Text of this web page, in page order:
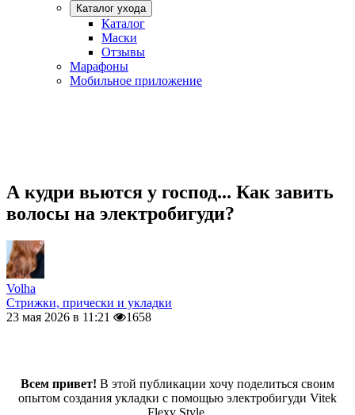
Каталог ухода
Каталог
Маски
Отзывы
Марафоны
Мобильное приложение
А кудри вьются у господ... Как завить
волосы на электробигуди?
Volha
Стрижки, прически и укладки
23 мая 2026 в 11:21
1658
Всем привет! В этой публикации хочу поделиться своим
опытом создания укладки с помощью электробигуди Vitek
Flexy Style.